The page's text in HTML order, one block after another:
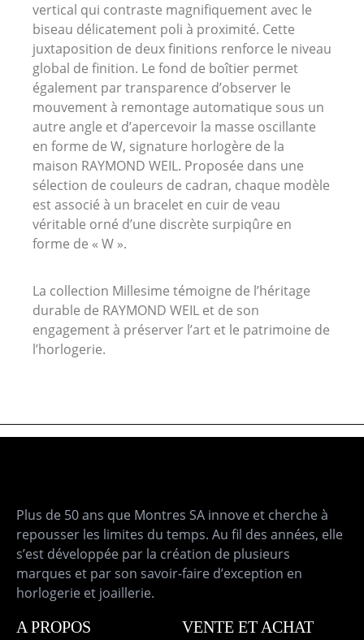
vertical qui contraste magnifiquement avec le
biseau délicatement poli à proximité. Cette
juxtaposition de deux finitions renforce le niveau
global de finition. Le fond de boîtier permet
également par transparence d’observer le
mouvement à remontage automatique sous un
autre angle et d’apercevoir la masse oscillante
en forme de W, signature horlogère de la
maison RAYMOND WEIL. Proposée dans une
sélection de couleurs de cadran, chaque modèle
est associé à un bracelet en cuir de veau
véritable orné d’une discrète surpiqûre en
forme de « W ».
La collection Millesime témoigne de l’héritage
durable de RAYMOND WEIL et de son
engagement à préserver l’art et le patrimoine de
l’horlogerie.
Plus de 50 ans que Montres SA innove et cherche à
repousser les limites du temps. Au fil des années, elle
s’est développée par la création de plusieurs
marques et par son savoir-faire d’exception en
horlogerie et joaillerie.